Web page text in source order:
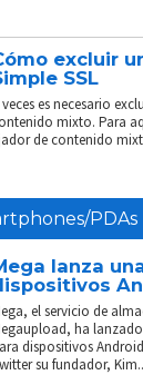
excluir
SSL
veces es necesario
mixto. Para
de contenido
PDAs
lanza
el servicio de
ha
dispositivos
su fundador,